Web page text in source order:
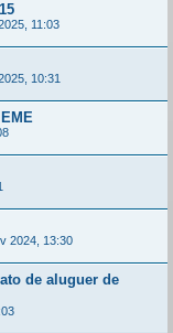
11:03
10:31
2024, 13:30
de aluguer de